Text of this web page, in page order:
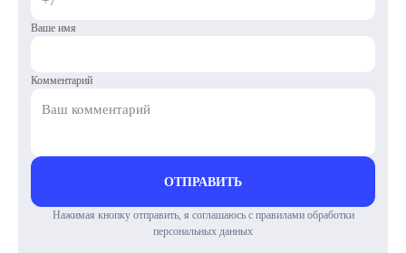
Ваше имя
Комментарий
ОТПРАВИТЬ
Нажимая кнопку отправить, я соглашаюсь с правилами обработки
персональных данных